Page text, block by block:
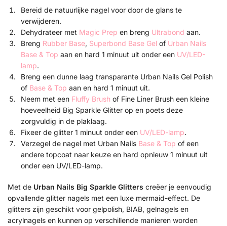
Bereid de natuurlijke nagel voor door de glans te
verwijderen.
Dehydrateer met Magic Prep en breng Ultrabond aan.
Breng Rubber Base, Superbond Base Gel of Urban Nails
Base & Top aan en hard 1 minuut uit onder een UV/LED-
lamp.
Breng een dunne laag transparante Urban Nails Gel Polish
of Base & Top aan en hard 1 minuut uit.
Neem met een Fluffy Brush of Fine Liner Brush een kleine
hoeveelheid Big Sparkle Glitter op en poets deze
zorgvuldig in de plaklaag.
Fixeer de glitter 1 minuut onder een UV/LED-lamp.
Verzegel de nagel met Urban Nails Base & Top of een
andere topcoat naar keuze en hard opnieuw 1 minuut uit
onder een UV/LED-lamp.
Met de Urban Nails Big Sparkle Glitters creëer je eenvoudig
opvallende glitter nagels met een luxe mermaid-effect. De
glitters zijn geschikt voor gelpolish, BIAB, gelnagels en
acrylnagels en kunnen op verschillende manieren worden